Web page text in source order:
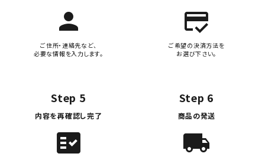
person
ご住所・連絡先など、
必要な情報を入力します。
credit_score
ご希望の決済方法を
お選び下さい。
Step 5
内容を再確認し完了
fact_check
Step 6
商品の発送
local_shipping